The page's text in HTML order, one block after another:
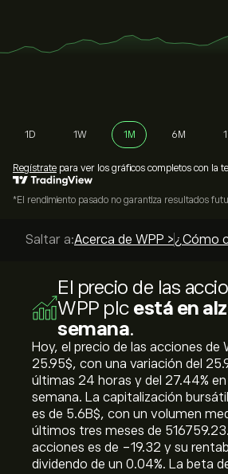
1D 1W 1M 6M
Regístrate para ver los gráficos completos con la
*El rendimiento pasado no garantiza resultados
Saltar a:Acerca de WPP >¿Cómo
El precio de las
WPP plc está en
semana.
Hoy, el precio de las acciones de
25.95‎$‎, con una variación del
últimas 24 horas y del ‎27.44‎%
semana. La capitalización
es de 5.6B‎$‎, con un volumen
últimos tres meses de 516759.23.
acciones es de -19.32 y su
dividendo de un 0.04%. La beta